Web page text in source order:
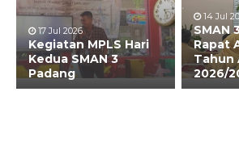
17 Jul 2026
Kegiatan MPLS Hari
Kedua SMAN 3
Padang
14 Jul
SMAN
Rapat
Tahun
2026/